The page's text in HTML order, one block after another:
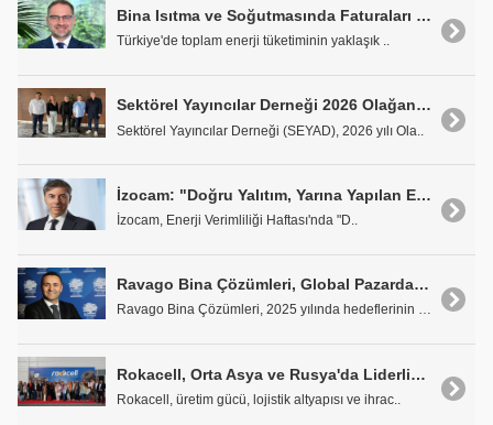
Bina Isıtma ve Soğutmasında Faturaları %60'a Kadar Azaltmak 'Yalıtımla' Mümkün
Türkiye'de toplam enerji tüketiminin yaklaşık ..
Sektörel Yayıncılar Derneği 2026 Olağan Genel Kurulu Gerçekleştirildi
Sektörel Yayıncılar Derneği (SEYAD), 2026 yılı Ola..
İzocam: "Doğru Yalıtım, Yarına Yapılan En Güçlü Yatırımdır"
İzocam, Enerji Verimliliği Haftası'nda "D..
Ravago Bina Çözümleri, Global Pazarda Büyümeye Odaklandı
Ravago Bina Çözümleri, 2025 yılında hedeflerinin ü..
Rokacell, Orta Asya ve Rusya'da Liderliğini Güçlendiriyor
Rokacell, üretim gücü, lojistik altyapısı ve ihrac..